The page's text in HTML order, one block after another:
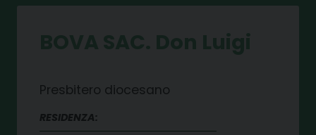
Presbitero diocesano
RESIDENZA: